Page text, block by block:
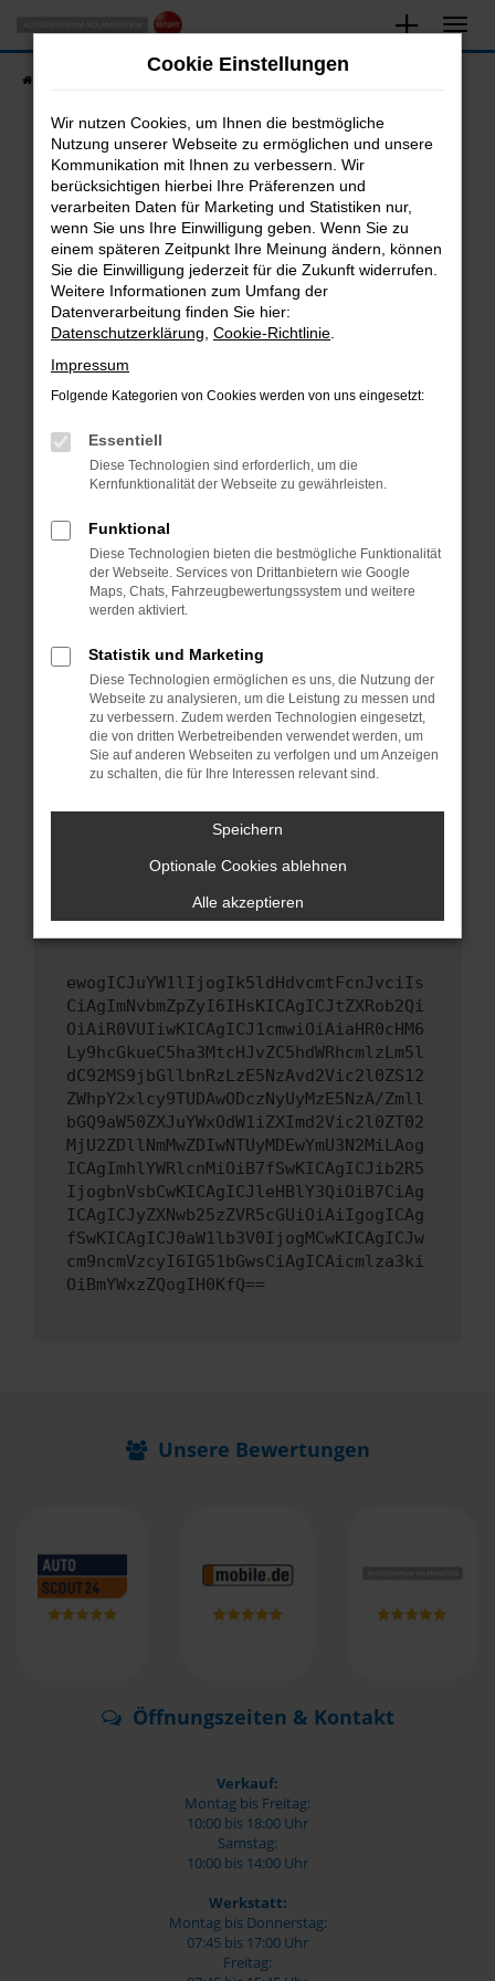
Zum
Hauptinhalt
springen
Fahrzeugsuche
Fehler: Network Error
Beim Laden ist ein Fehler aufgetreten.
Hier sind ein paar Tipps, die dir helfen können:
Überprüfe deine Firewall und deine
Internetverbindung.
Laden andere Webseiten, zum Beispiel deine
Suchmaschine?
Prüfe deine Browsererweiterungen.
können das Laden bestimmter Seiten
verhindern. Funktioniert die Seite in einem
anderen Browser oder in einem privaten
Starte dein Gerät neu.
Das kann manchmal helfen, vorübergehende
Probleme zu beheben.
Betriebssystem auf dem neuesten Stand
sind.
Veraltete Software birgt nicht nur ein
Sicherheitsrisiko, sondern kann auch dazu
führen, dass bestimmte Funktionen nicht mehr
unterstützt werden.
Wende dich an den Webseitenbetreiber.
Wenn du alle oben genannten Schritte versucht
hast, kontaktiere uns bitte. Wir werden
versuchen, das Problem zu beheben. Du kannst
uns diesen Text schicken, um uns bei der
ewogICJuYW1lIjogIk5ldHdvcmtFcnJvciIs
CiAgImNvbmZpZyI6IHsKICAgICJtZXRob2Qi
OiAiR0VUIiwKICAgICJ1cmwiOiAiaHR0cHM6
Ly9hcGkueC5ha3MtcHJvZC5hdWRhcmlzLm5l
dC92MS9jbGllbnRzLzE5NzAvd2Vic2l0ZS12
ZWhpY2xlcy9TUDAwODczNyUyMzE5NzA/Zmll
bGQ9aW50ZXJuYWxOdW1iZXImd2Vic2l0ZT02
MjU2ZDllNmMwZDIwNTUyMDEwYmU3N2MiLAog
ICAgImhlYWRlcnMiOiB7fSwKICAgICJib2R5
IjogbnVsbCwKICAgICJleHBlY3QiOiB7CiAg
ICAgICJyZXNwb25zZVR5cGUiOiAiIgogICAg
fSwKICAgICJ0aW1lb3V0IjogMCwKICAgICJw
cm9ncmVzcyI6IG51bGwsCiAgICAicmlza3ki
OiBmYWxzZQogIH0KfQ==
Unsere Bewertungen
Öffnungszeiten & Kontakt
Verkauf:
Montag bis Freitag:
10:00 bis 18:00 Uhr
Samstag:
10:00 bis 14:00 Uhr
Werkstatt:
Montag bis Donnerstag:
07:45 bis 17:00 Uhr
Freitag:
Cookie Einstellungen
Wir nutzen Cookies, um Ihnen die bestmögliche
Nutzung unserer Webseite zu ermöglichen und unsere
Kommunikation mit Ihnen zu verbessern. Wir
berücksichtigen hierbei Ihre Präferenzen und
verarbeiten Daten für Marketing und Statistiken nur,
wenn Sie uns Ihre Einwilligung geben. Wenn Sie zu
einem späteren Zeitpunkt Ihre Meinung ändern, können
Sie die Einwilligung jederzeit für die Zukunft widerrufen.
Weitere Informationen zum Umfang der
Datenverarbeitung finden Sie hier:
Datenschutzerklärung Cookie-Richtlinie
Impressum
Folgende Kategorien von Cookies werden von uns eingesetzt:
Essentiell
Diese Technologien sind erforderlich, um die
Kernfunktionalität der Webseite zu gewährleisten.
Funktional
Diese Technologien bieten die bestmögliche Funktionalität
der Webseite. Services von Drittanbietern wie Google
Maps, Chats, Fahrzeugbewertungssystem und weitere
werden aktiviert.
Statistik und Marketing
Diese Technologien ermöglichen es uns, die Nutzung der
Webseite zu analysieren, um die Leistung zu messen und
zu verbessern. Zudem werden Technologien eingesetzt,
die von dritten Werbetreibenden verwendet werden, um
Sie auf anderen Webseiten zu verfolgen und um Anzeigen
zu schalten, die für Ihre Interessen relevant sind.
Speichern
Optionale Cookies ablehnen
Alle akzeptieren